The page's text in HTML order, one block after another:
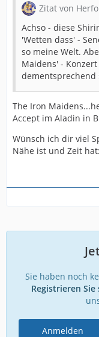
Zitat von
Achso - diese
'Wetten dass' -
so meine Welt.
Maidens' -
dementsprechend
The Iron
Accept im Aladin in
Wünsch ich dir viel
Nähe ist und Zeit
Sie haben noch
Registrieren
Anmelden